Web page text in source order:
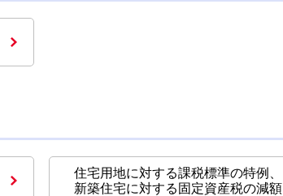
住宅用地に対する課税標準の特例、
新築住宅に対する固定資産税の減額